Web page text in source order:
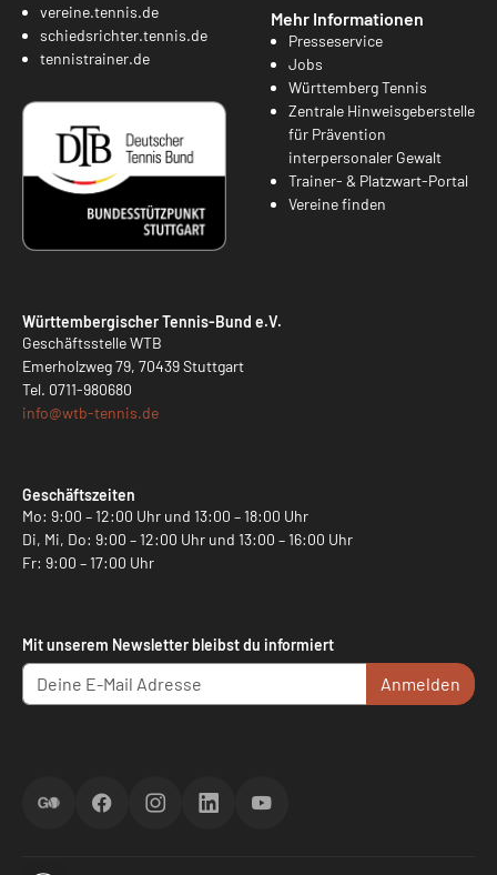
vereine.tennis.de
schiedsrichter.tennis.de
tennistrainer.de
Mehr Informationen
Presseservice
Jobs
Württemberg Tennis
Zentrale Hinweisgeberstelle
für Prävention
interpersonaler Gewalt
Trainer- & Platzwart-Portal
Vereine finden
Württembergischer Tennis-Bund e.V.
Geschäftsstelle WTB
Emerholzweg 79, 70439 Stuttgart
Tel. 0711-980680
info@wtb-tennis.de
Geschäftszeiten
Mo: 9:00 – 12:00 Uhr und 13:00 – 18:00 Uhr
Di, Mi, Do: 9:00 – 12:00 Uhr und 13:00 – 16:00 Uhr
Fr: 9:00 – 17:00 Uhr
Mit unserem Newsletter bleibst du informiert
Anmelden
ScoreGOFacebookInstagramLinkedInYouTube